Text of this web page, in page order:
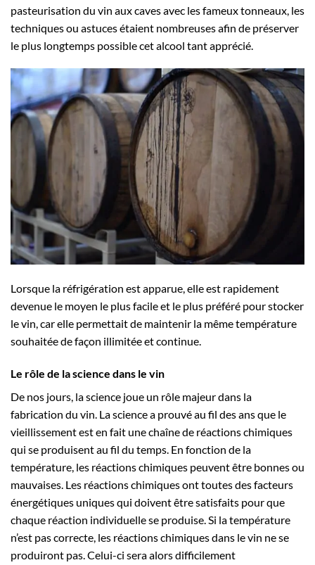
pasteurisation du vin aux caves avec les fameux tonneaux, les
techniques ou astuces étaient nombreuses afin de préserver
le plus longtemps possible cet alcool tant apprécié.
Lorsque la réfrigération est apparue, elle est rapidement
devenue le moyen le plus facile et le plus préféré pour stocker
le vin, car elle permettait de maintenir la même température
souhaitée de façon illimitée et continue.
Le rôle de la science dans le vin
De nos jours, la science joue un rôle majeur dans la
fabrication du vin. La science a prouvé au fil des ans que le
vieillissement est en fait une chaîne de réactions chimiques
qui se produisent au fil du temps. En fonction de la
température, les réactions chimiques peuvent être bonnes ou
mauvaises. Les réactions chimiques ont toutes des facteurs
énergétiques uniques qui doivent être satisfaits pour que
chaque réaction individuelle se produise. Si la température
n’est pas correcte, les réactions chimiques dans le vin ne se
produiront pas. Celui-ci sera alors difficilement